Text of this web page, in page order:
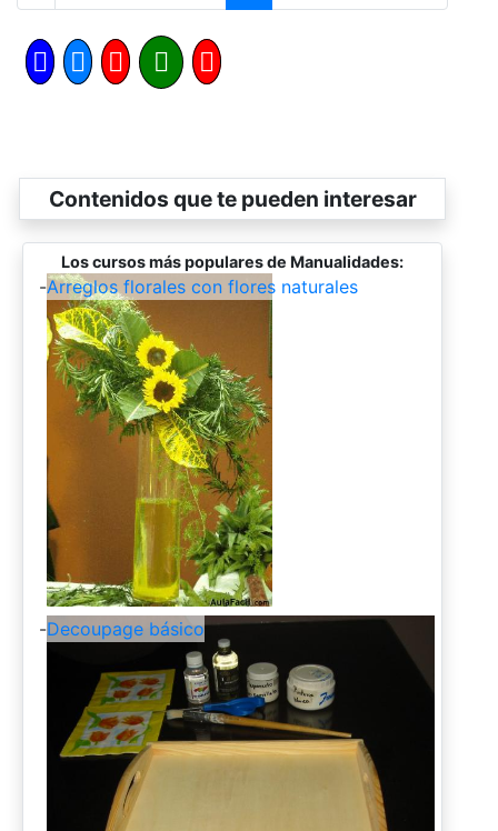
Contenidos que te pueden interesar
Los cursos más populares de Manualidades:
-Arreglos florales con flores naturales
-Decoupage básico